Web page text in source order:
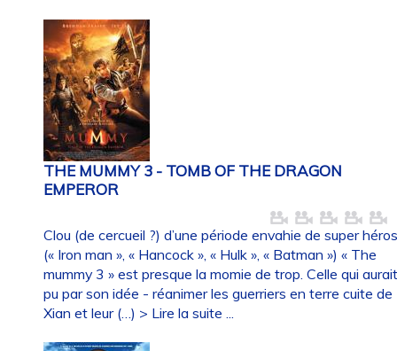
THE MUMMY 3 - TOMB OF THE DRAGON
EMPEROR
Clou (de cercueil ?) d’une période envahie de super
(« Iron man », « Hancock », « Hulk », « Batman ») « The
mummy 3 » est presque la momie de trop. Celle qui
pu par son idée - réanimer les guerriers en terre cuite de
Xian et leur (…) > Lire la suite ...